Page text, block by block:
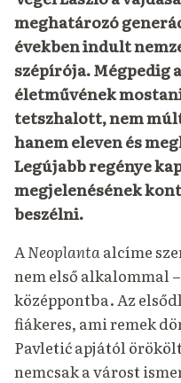
meghatározó
években indult
szépírója. Mégpedig
életművének
tetszhalott, nem
hanem eleven és
Legújabb regénye
megjelenésének
beszélni.
ANeoplantaalcíme
nem első alkalommal
középpontba. Az
fiákeres, ami remek
Pavletić apjától
nemcsak a várost